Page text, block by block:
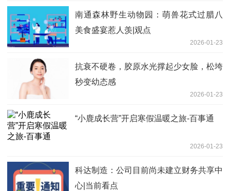
南通森林野生动物园：萌兽花式过腊八
美食盛宴惹人羡|观点
2026-01-23
抗衰不硬卷，胶原水光撑起少女脸，松垮
秒变幼态感
2026-01-23
“小鹿成长营”开启寒假温暖之旅-百事通
2026-01-23
科达制造：公司目前尚未建立财务共享中
心|当前看点